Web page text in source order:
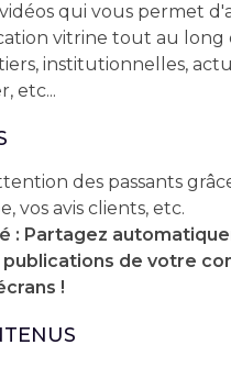
qui vous permet
vitrine tout au long
institutionnelles,
etc...
des passants
vos avis clients, etc.
: Partagez
de votre
!